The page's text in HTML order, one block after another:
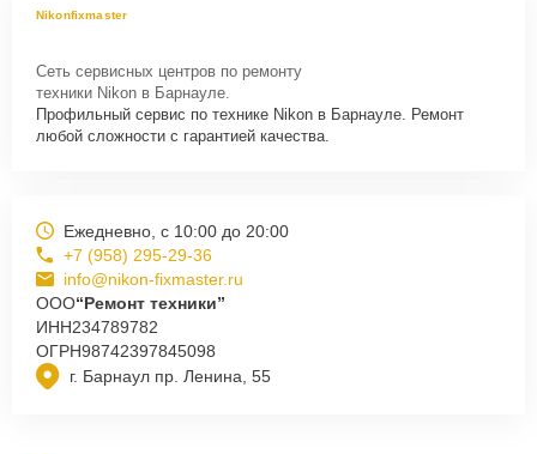
Nikonfixmaster
Сеть сервисных центров по ремонту
техники Nikon в Барнауле.
Профильный сервис по технике Nikon в Барнауле. Ремонт
любой сложности с гарантией качества.
г. Барнаул пр. Ленина, 55
Ежедневно, с 10:00 до 20:00
+7 (958) 295-29-36
info@nikon-fixmaster.ru
ООО“Ремонт техники”
ИНН234789782
ОГРН98742397845098